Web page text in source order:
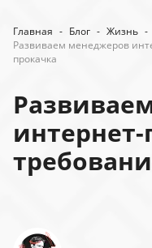
Главная - Блог - Жизнь -
Развиваем менеджеров
прокачка